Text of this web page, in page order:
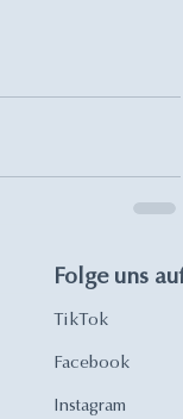
Folge uns
TikTok
Facebook
Instagram